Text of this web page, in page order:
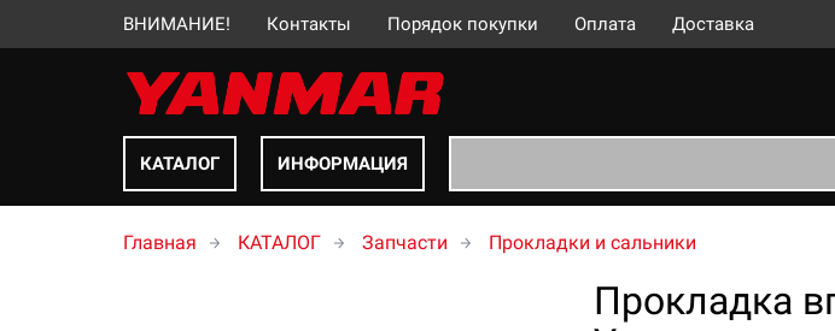
ВНИМАНИЕ! Контакты Порядок покупки Оплата Доставка
КАТАЛОГ ИНФОРМАЦИЯ
Главная КАТАЛОГ Запчасти Прокладки и сальники
Прокладка